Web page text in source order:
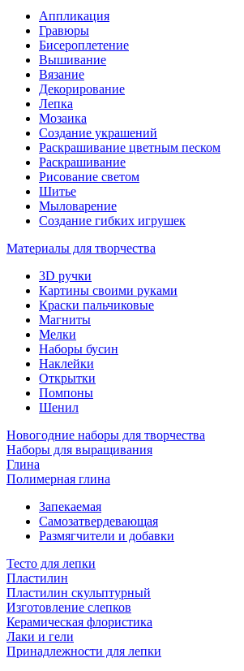
Аппликация
Гравюры
Бисероплетение
Вышивание
Вязание
Декорирование
Лепка
Мозаика
Создание украшений
Раскрашивание цветным песком
Раскрашивание
Рисование светом
Шитье
Мыловарение
Создание гибких игрушек
Материалы для творчества
3D ручки
Картины своими руками
Краски пальчиковые
Магниты
Мелки
Наборы бусин
Наклейки
Открытки
Помпоны
Шенил
Новогодние наборы для творчества
Наборы для выращивания
Глина
Полимерная глина
Запекаемая
Самозатвердевающая
Размягчители и добавки
Тесто для лепки
Пластилин
Пластилин скульптурный
Изготовление слепков
Керамическая флористика
Лаки и гели
Принадлежности для лепки